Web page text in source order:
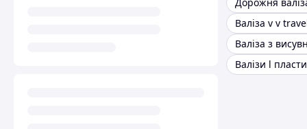
Валіза v v
Валізи l